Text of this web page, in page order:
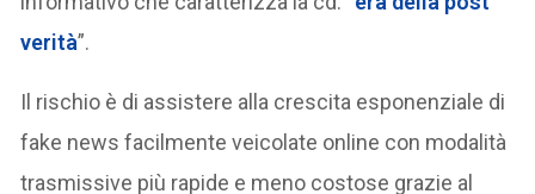
verità”.
Il rischio è di assistere alla crescita esponenziale di
fake news facilmente veicolate online con modalità
trasmissive più rapide e meno costose grazie al